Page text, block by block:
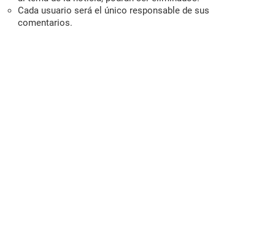
Cada usuario será el único responsable de sus
comentarios.